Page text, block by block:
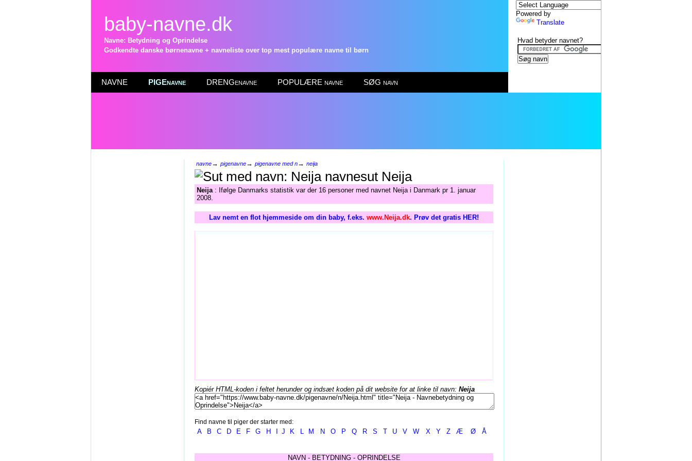
baby-navne.dk
Navne: Betydning og Oprindelse
Godkendte danske børnenavne + navneliste over top mest populære navne til børn
NAVNE PIGEnavne DRENGenavne POPULÆRE navne SØG navn
navne→ pigenavne→ pigenavne med n→ neija
Neija
Neija: Ifølge Danmarks statistik var der 16 personer med navnet Neija i Danmark pr 1. januar
2008.
Lav nemt en flot hjemmeside om din baby, f.eks. www.Neija.dk. Prøv det gratis HER!
Kopiér HTML-koden i feltet herunder og indsæt koden på dit website for at linke til navn: Neija
Find navne til piger der starter med:
A B C D E F G H J K L M N O P Q R S T U V W X Y Z Æ Ø Å
NAVN - BETYDNING - OPRINDELSE
Powered by
Translate
Hvad betyder navnet?